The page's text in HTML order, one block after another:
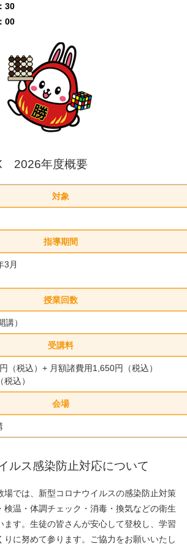
30
00
2026年度概要
対象
指導期間
3月
授業回数
）
受講料
（税込）+ 月額諸費用1,650円（税込）
込）
会場
ルス感染防止対応について
場では、新型コロナウイルスの感染防止対策
検温・体調チェック・消毒・換気などの衛生
ます。生徒の皆さんが安心して登校し、学習
りに努めて参ります。ご協力をお願いいたし